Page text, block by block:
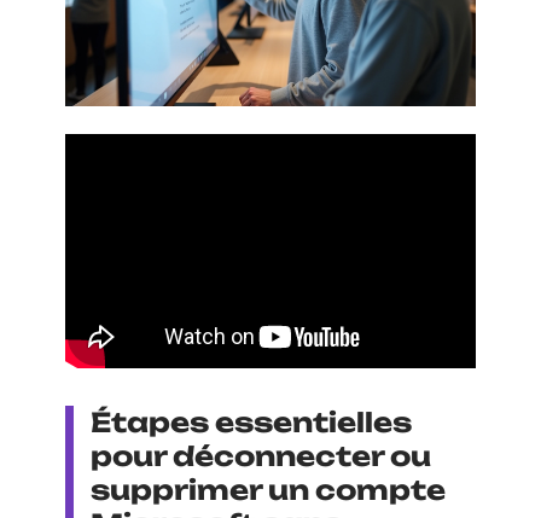
Étapes essentielles
pour déconnecter ou
supprimer un compte